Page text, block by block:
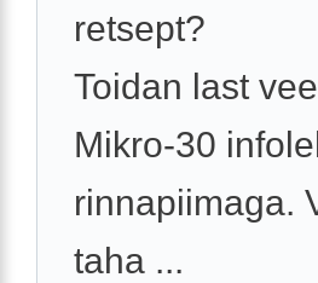
retsept?
Toidan last
Mikro-30
rinnapiimaga.
taha ...